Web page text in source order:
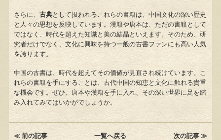
さらに、 古典として扱われるこれらの書籍は、中国文化の深い歴史
と人々の思想を反映しています。漢籍や唐本は、ただの書籍として
ではなく、時代を超えた知識と美の結晶といえます。そのため、研
究者だけでなく、文化に興味を持つ一般の古書ファンにも高い人気
を誇ります。
中国の古書は、時代を超えてその価値が見直され続けています。こ
れらの書籍を手にすることは、古代中国の知恵と文化に触れる貴重
な機会です。ぜひ、唐本や漢籍を手に入れ、その深い世界に足を踏
み入れてみてはいかがでしょうか。
≪ 前の記事 一覧へ戻る 次の記事 ≫